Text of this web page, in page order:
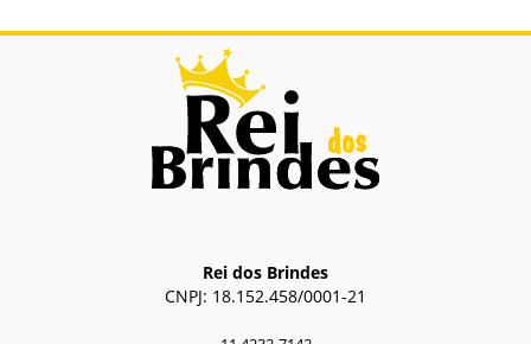
Kit Manicure 7 Peças
Kit Manicure 7 Peças.
Espelho de Mesa Plástico
Possui estrutura em plástico e base
Rei dos Brindes
CNPJ: 18.152.458/0001-21